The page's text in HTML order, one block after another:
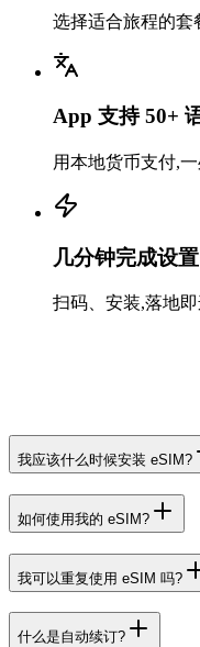
选择适合旅程的套
App 支持 50+
用本地货币支付,一
几分钟完成设置
扫码、安装,落地即
我应该什么时候安装 eSIM?
如何使用我的 eSIM?
我可以重复使用 eSIM 吗?
什么是自动续订?